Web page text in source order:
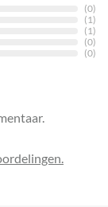
(0)
(1)
(1)
(0)
(0)